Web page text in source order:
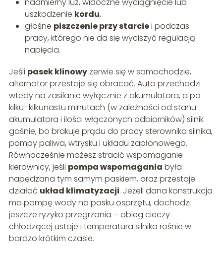
nadmierny luz, widoczne wyciągnięcie lub
uszkodzenie kordu,
głośne piszczenie przy starciei podczas
pracy, którego nie da się wyciszyć regulacją
napięcia.
Jeśli pasek klinowyzerwie się w samochodzie,
alternator przestaje się obracać. Auto przechodzi
wtedy na zasilanie wyłącznie z akumulatora, a po
kilku–kilkunastu minutach (w zależności od stanu
akumulatora i ilości włączonych odbiorników) silnik
gaśnie, bo brakuje prądu do pracy sterownika silnika,
pompy paliwa, wtrysku i układu zapłonowego.
Równocześnie możesz stracić wspomaganie
kierownicy, jeśli pompa wspomagania była
napędzana tym samym paskiem, oraz przestaje
działać układ klimatyzacji. Jeżeli dana konstrukcja
ma pompę wody na pasku osprzętu, dochodzi
jeszcze ryzyko przegrzania – obieg cieczy
chłodzącej ustaje i temperatura silnika rośnie w
bardzo krótkim czasie.